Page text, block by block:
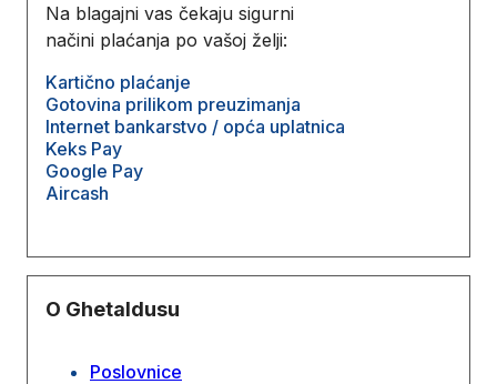
Na blagajni vas čekaju sigurni
načini plaćanja po vašoj želji:
Kartično plaćanje
Gotovina prilikom preuzimanja
Internet bankarstvo / opća uplatnica
Keks Pay
Google Pay
Aircash
O Ghetaldusu
Poslovnice